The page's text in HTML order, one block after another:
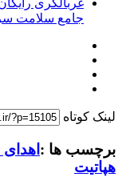
غربالگری
جامع سلامت
لینک کوتاه
برچسب ها :
هپاتیت